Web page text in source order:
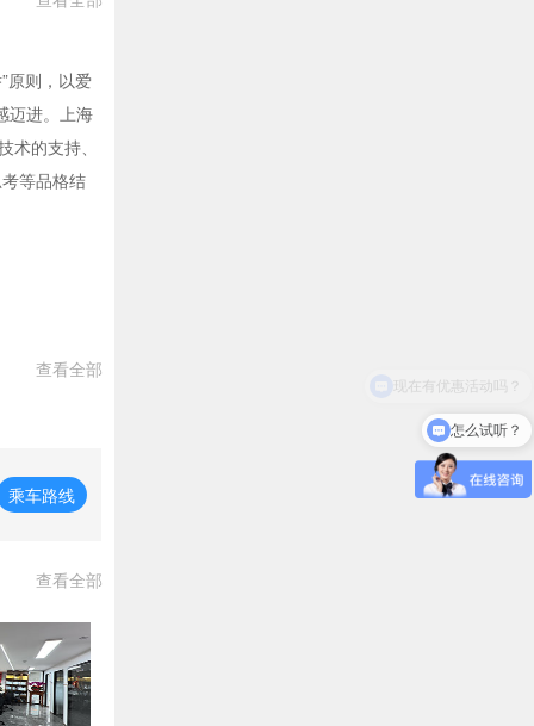
原则，以爱
迈进。上海
的支持、
等品格结
查看全部
乘车路线
查看全部
怎么试听？